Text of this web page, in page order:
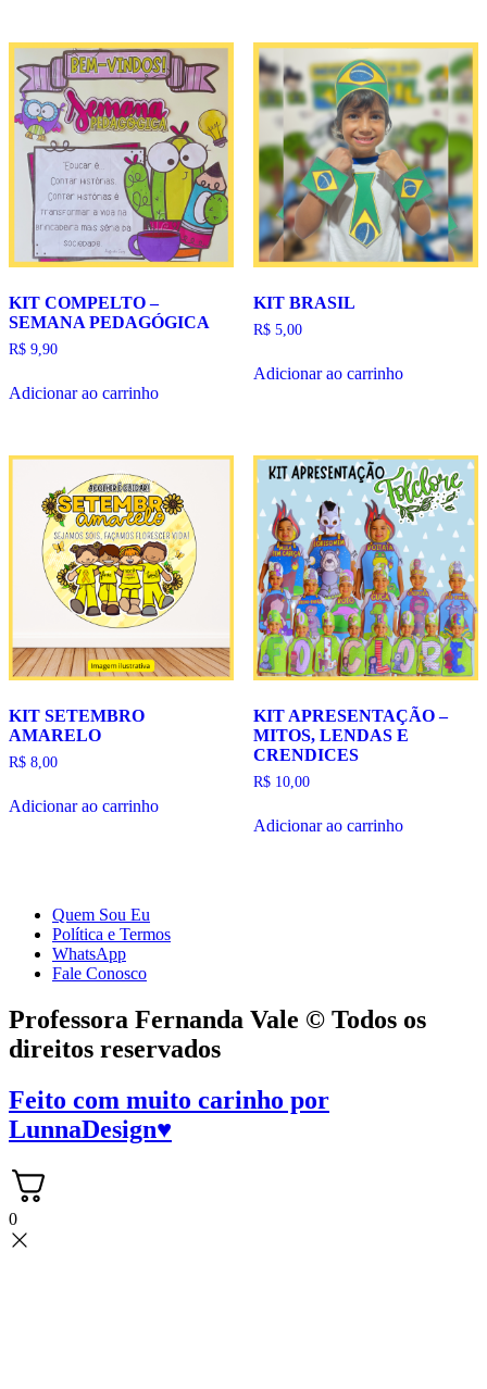
KIT COMPELTO –
SEMANA PEDAGÓGICA
R$ 9,90
Adicionar ao carrinho
KIT BRASIL
R$5,00
Adicionar ao carrinho
KIT SETEMBRO
AMARELO
R$ 8,00
Adicionar ao carrinho
KIT APRESENTAÇÃO –
MITOS, LENDAS E
CRENDICES
R$10,00
Adicionar ao carrinho
Quem Sou Eu
Política e Termos
WhatsApp
Fale Conosco
Professora Fernanda Vale © Todos os
direitos reservados
Feito com muito carinho por
LunnaDesign♥
0